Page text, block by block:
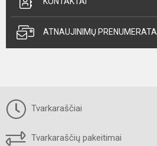
ATNAUJINIMŲ PRENUMERATA
Tvarkaraščiai
Tvarkaraščių pakeitimai